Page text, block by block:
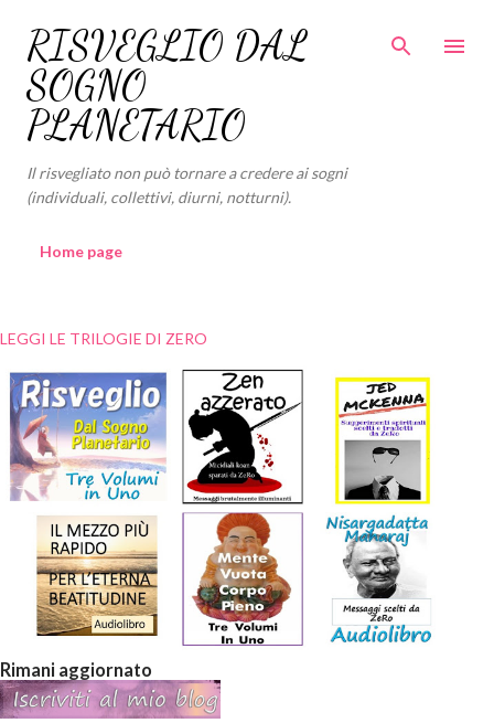
Passa ai contenuti principali
RISVEGLIO DAL
SOGNO
PLANETARIO
Il risvegliato non può tornare a credere ai sogni
(individuali, collettivi, diurni, notturni).
Home page
LEGGI LE TRILOGIE DI ZERO
Rimani aggiornato